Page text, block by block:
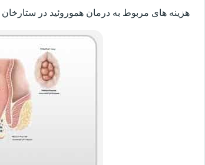
هزینه های مربوط به درمان هموروئید در ستارخان